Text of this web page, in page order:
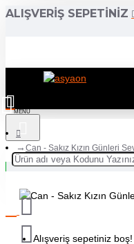
ALIŞVERIŞ SEPETINIZ
Alışveriş sepetiniz boş!
Can - Sakız Kızın Günleri